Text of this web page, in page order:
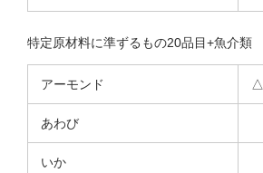
特定原材料に準ずるもの20品目+魚介類
アーモンド △
あわび
いか